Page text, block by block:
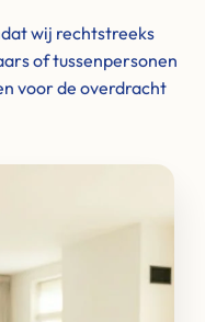
wij rechtstreeks
of tussenpersonen
voor de overdracht